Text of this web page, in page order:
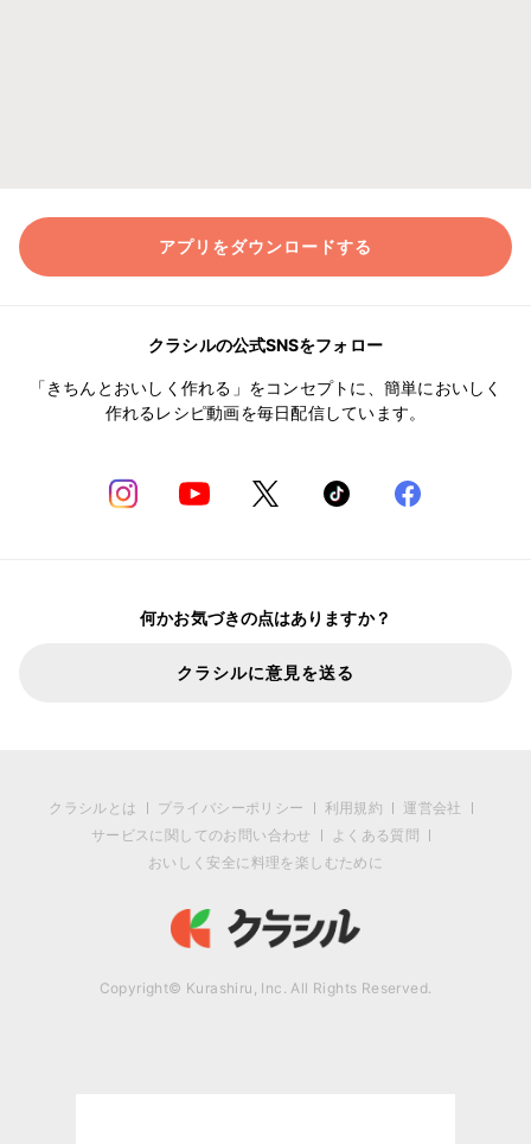
アプリをダウンロードする
クラシルの公式SNSをフォロー
「きちんとおいしく作れる」をコンセプトに、簡単においしく
作れるレシピ動画を毎日配信しています。
何かお気づきの点はありますか？
クラシルに意見を送る
クラシルとは プライバシーポリシー 利用規約
運営会社
サービスに関してのお問い合わせ
よくある質問
おいしく安全に料理を楽しむために
Copyright© Kurashiru, Inc. All Rights Reserved.